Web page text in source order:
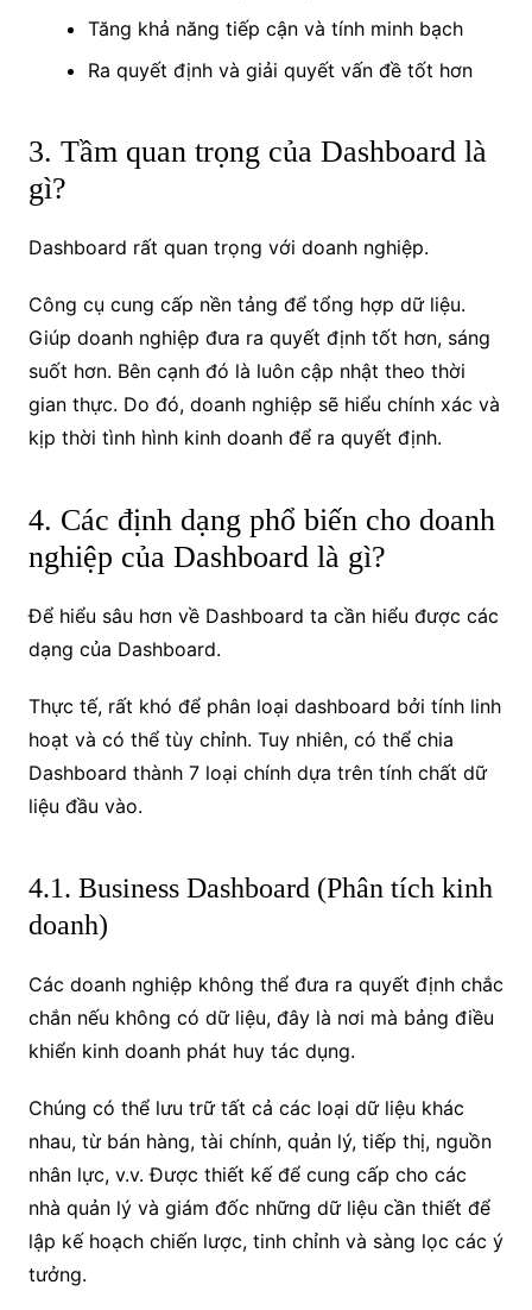
Tăng khả năng tiếp cận và tính minh bạch
Ra quyết định và giải quyết vấn đề tốt hơn
3. Tầm quan trọng của Dashboard là
gì?
Dashboard rất quan trọng với doanh nghiệp.
Công cụ cung cấp nền tảng để tổng hợp dữ liệu.
Giúp doanh nghiệp đưa ra quyết định tốt hơn, sáng
suốt hơn. Bên cạnh đó là luôn cập nhật theo thời
gian thực. Do đó, doanh nghiệp sẽ hiểu chính xác và
kịp thời tình hình kinh doanh để ra quyết định.
4. Các định dạng phổ biến cho doanh
nghiệp của Dashboard là gì?
Để hiểu sâu hơn về Dashboard ta cần hiểu được các
dạng của Dashboard.
Thực tế, rất khó để phân loại dashboard bởi tính linh
hoạt và có thể tùy chỉnh. Tuy nhiên, có thể chia
Dashboard thành 7 loại chính dựa trên tính chất dữ
liệu đầu vào.
4.1. Business Dashboard (Phân tích kinh
doanh)
Các doanh nghiệp không thể đưa ra quyết định chắc
chắn nếu không có dữ liệu, đây là nơi mà bảng điều
khiển kinh doanh phát huy tác dụng.
Chúng có thể lưu trữ tất cả các loại dữ liệu khác
nhau, từ bán hàng, tài chính, quản lý, tiếp thị, nguồn
nhân lực, v.v. Được thiết kế để cung cấp cho các
nhà quản lý và giám đốc những dữ liệu cần thiết để
lập kế hoạch chiến lược, tinh chỉnh và sàng lọc các ý
tưởng.